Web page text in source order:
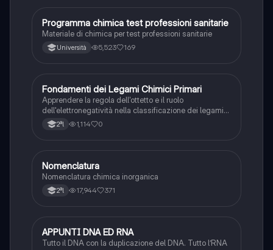
Chimica
Programma chimica test professioni sanitarie
Materiale di chimica per test professioni sanitarie
Università 5,523 169
FChimica
Fondamenti dei Legami Chimici Primari
Apprendere la regola dell'ottetto e il ruolo
dell'elettronegatività nella classificazione dei legami
chimici forti.
2ªl 1,114 0
Chimica
Nomenclatura
Nomenclatura chimica inorganica
2ªl 17,944 371
Scienze
APPUNTI DNA ED RNA
Tutto il DNA con la duplicazione del DNA. Tutto l’RNA